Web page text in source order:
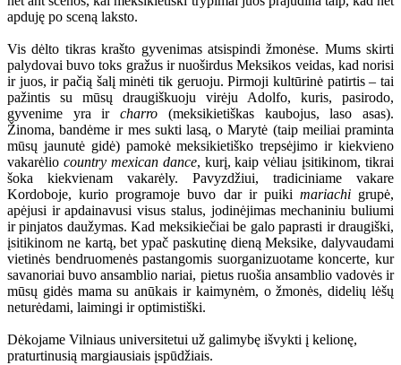
apduję po sceną laksto.
Vis dėlto tikras krašto gyvenimas atsispindi žmonėse. Mums skirti
palydovai buvo toks gražus ir nuoširdus Meksikos veidas, kad norisi
ir juos, ir pačią šalį minėti tik geruoju. Pirmoji kultūrinė patirtis – tai
pažintis su mūsų draugiškuoju virėju Adolfo, kuris, pasirodo,
gyvenime yra ircharro (meksikietiškas kaubojus, laso asas).
Žinoma, bandėme ir mes sukti lasą, o Marytė (taip meiliai praminta
mūsų jaunutė gidė) pamokė meksikietiško trepsėjimo ir kiekvieno
vakarėlio country mexican dance, kurį, kaip vėliau įsitikinom, tikrai
šoka kiekvienam vakarėly. Pavyzdžiui, tradiciniame vakare
Kordoboje, kurio programoje buvo dar ir puiki mariachigrupė,
apėjusi ir apdainavusi visus stalus, jodinėjimas mechaniniu buliumi
ir pinjatos daužymas. Kad meksikiečiai be galo paprasti ir draugiški,
įsitikinom ne kartą, bet ypač paskutinę dieną Meksike, dalyvaudami
vietinės bendruomenės pastangomis suorganizuotame koncerte, kur
savanoriai buvo ansamblio nariai, pietus ruošia ansamblio vadovės ir
mūsų gidės mama su anūkais ir kaimynėm, o žmonės, didelių lėšų
neturėdami, laimingi ir optimistiški.
Dėkojame Vilniaus universitetui už galimybę išvykti į kelionę,
praturtinusią margiausiais įspūdžiais.